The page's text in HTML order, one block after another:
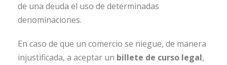
de una deuda el uso de determinadas
denominaciones.
En caso de que un comercio se niegue, de manera
injustificada, a aceptar un billete de curso legal,